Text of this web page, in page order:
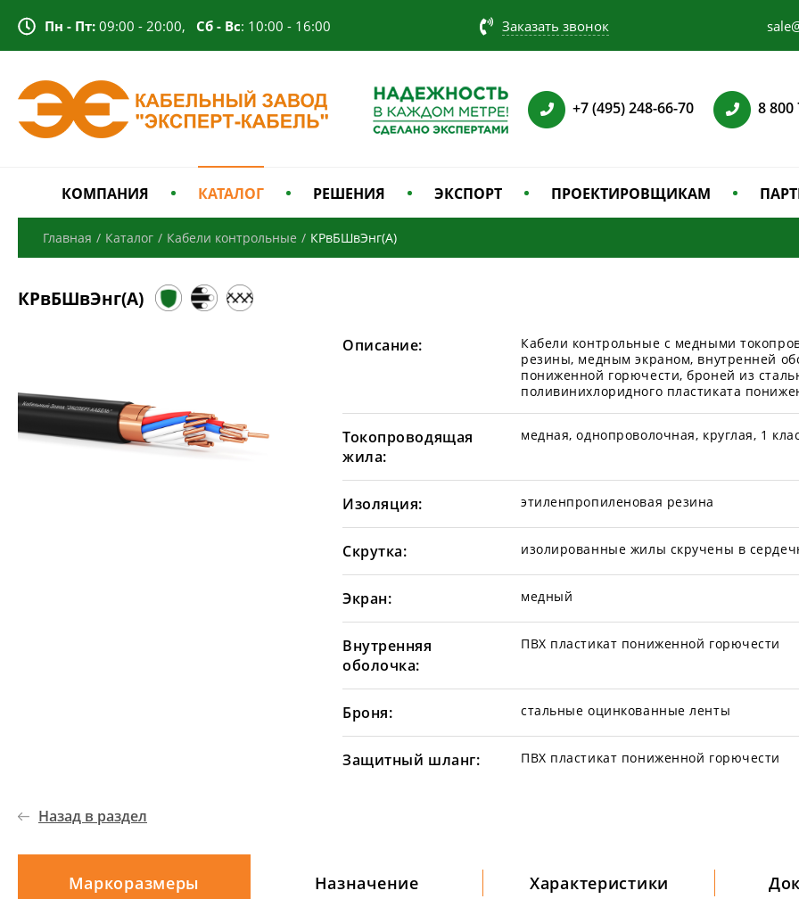
Пн - Пт: 09:00 - 20:00, Сб - Вс: 10:00 - 16:00 Заказать звонок
+7 (495) 248-66-70 8 800
КОМПАНИЯ КАТАЛОГ РЕШЕНИЯ ЭКСПОРТ ПРОЕКТИРОВЩИКАМ
Главная / Каталог / Кабели контрольные / КРвБШвЭнг(А)
КРвБШвЭнг(А)
Описание:
Кабели контрольные с медными
резины, медным экраном, внутренней
пониженной горючести, броней из
поливинихлоридного пластиката
Токопроводящая
жила:
медная, однопроволочная, круглая, 1
Изоляция: этиленпропиленовая резина
Скрутка: изолированные жилы скручены в
Экран: медный
Внутренняя
оболочка:
ПВХ пластикат пониженной горючести
Броня: стальные оцинкованные ленты
Защитный шланг: ПВХ пластикат пониженной горючести
Назад в раздел
Маркоразмеры Назначение Характеристики